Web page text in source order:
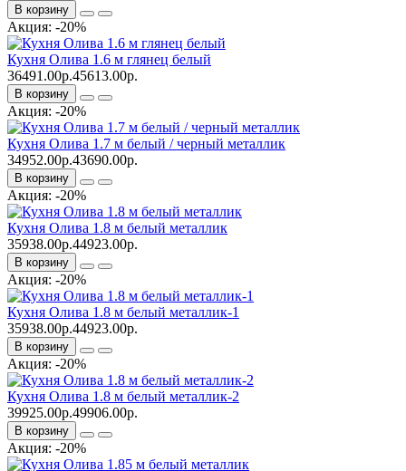
В корзину
Акция: -20%
Кухня Олива 1.6 м глянец белый
36491.00р.45613.00р.
В корзину
Акция: -20%
Кухня Олива 1.7 м белый / черный металлик
34952.00р.43690.00р.
В корзину
Акция: -20%
Кухня Олива 1.8 м белый металлик
35938.00р.44923.00р.
В корзину
Акция: -20%
Кухня Олива 1.8 м белый металлик-1
35938.00р.44923.00р.
В корзину
Акция: -20%
Кухня Олива 1.8 м белый металлик-2
39925.00р.49906.00р.
В корзину
Акция: -20%